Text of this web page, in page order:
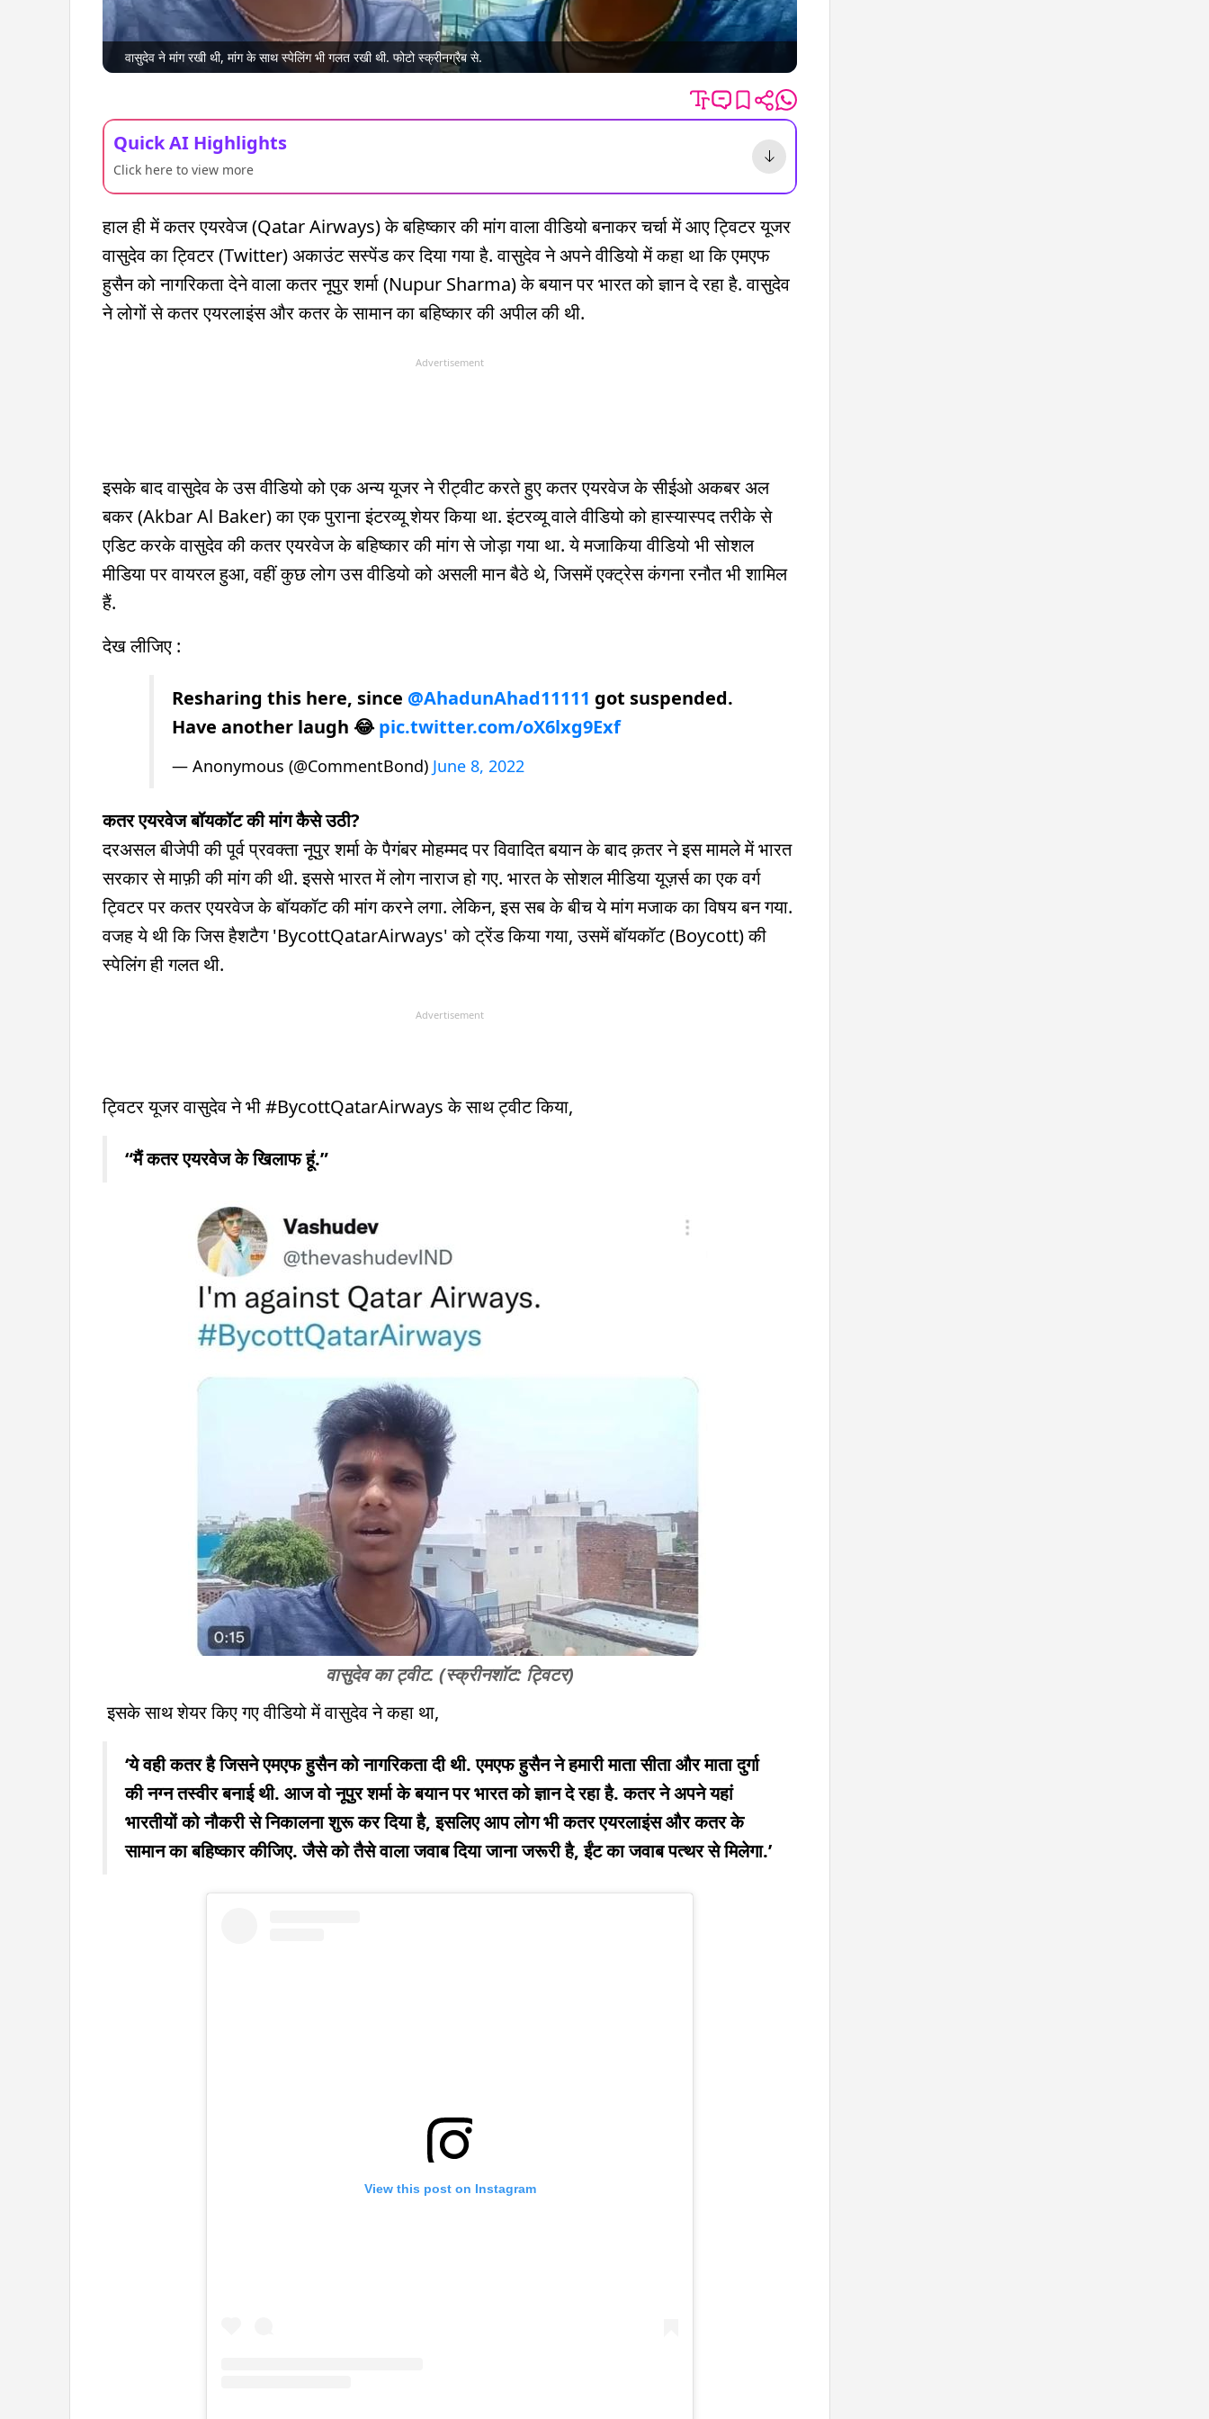
वासुदेव ने मांग रखी थी, मांग के साथ स्पेलिंग भी गलत रखी थी. फोटो स्क्रीनग्रैब से.
Quick AI Highlights
Click here to view more
हाल ही में कतर एयरवेज (Qatar Airways) के बहिष्कार की मांग वाला वीडियो बनाकर चर्चा में आए ट्विटर यूजर
वासुदेव का ट्विटर (Twitter) अकाउंट सस्पेंड कर दिया गया है. वासुदेव ने अपने वीडियो में कहा था कि एमएफ
हुसैन को नागरिकता देने वाला कतर नूपुर शर्मा (Nupur Sharma) के बयान पर भारत को ज्ञान दे रहा है. वासुदेव
ने लोगों से कतर एयरलाइंस और कतर के सामान का बहिष्कार की अपील की थी.
Advertisement
इसके बाद वासुदेव के उस वीडियो को एक अन्य यूजर ने रीट्वीट करते हुए कतर एयरवेज के सीईओ अकबर अल
बकर (Akbar Al Baker) का एक पुराना इंटरव्यू शेयर किया था. इंटरव्यू वाले वीडियो को हास्यास्पद तरीके से
एडिट करके वासुदेव की कतर एयरवेज के बहिष्कार की मांग से जोड़ा गया था. ये मजाकिया वीडियो भी सोशल
मीडिया पर वायरल हुआ, वहीं कुछ लोग उस वीडियो को असली मान बैठे थे, जिसमें एक्ट्रेस कंगना रनौत भी शामिल
हैं.
देख लीजिए :
Resharing this here, since @AhadunAhad11111 got suspended.
Have another laugh 😂pic.twitter.com/oX6lxg9Exf
— Anonymous (@CommentBond) June 8, 2022
कतर एयरवेज बॉयकॉट की मांग कैसे उठी?
दरअसल बीजेपी की पूर्व प्रवक्ता नूपुर शर्मा के पैगंबर मोहम्मद पर विवादित बयान के बाद क़तर ने इस मामले में भारत
सरकार से माफ़ी की मांग की थी. इससे भारत में लोग नाराज हो गए. भारत के सोशल मीडिया यूज़र्स का एक वर्ग
ट्विटर पर कतर एयरवेज के बॉयकॉट की मांग करने लगा. लेकिन, इस सब के बीच ये मांग मजाक का विषय बन गया.
वजह ये थी कि जिस हैशटैग 'BycottQatarAirways' को ट्रेंड किया गया, उसमें बॉयकॉट (Boycott) की
स्पेलिंग ही गलत थी.
Advertisement
ट्विटर यूजर वासुदेव ने भी #BycottQatarAirways के साथ ट्वीट किया,
“मैं कतर एयरवेज के खिलाफ हूं.”
वासुदेव का ट्वीट. (स्क्रीनशॉट: ट्विटर)
इसके साथ शेयर किए गए वीडियो में वासुदेव ने कहा था,
‘ये वही कतर है जिसने एमएफ हुसैन को नागरिकता दी थी. एमएफ हुसैन ने हमारी माता सीता और माता दुर्गा
की नग्न तस्वीर बनाई थी. आज वो नूपुर शर्मा के बयान पर भारत को ज्ञान दे रहा है. कतर ने अपने यहां
भारतीयों को नौकरी से निकालना शुरू कर दिया है, इसलिए आप लोग भी कतर एयरलाइंस और कतर के
सामान का बहिष्कार कीजिए. जैसे को तैसे वाला जवाब दिया जाना जरूरी है, ईंट का जवाब पत्थर से मिलेगा.’
View this post on Instagram